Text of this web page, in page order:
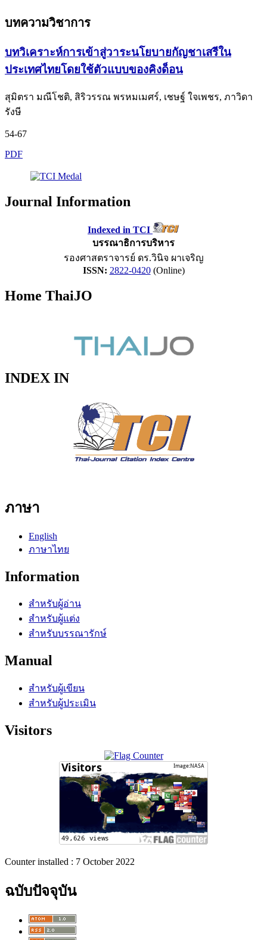
บทความวิชาการ
บทวิเคราะห์การเข้าสู่วาระนโยบายกัญชาเสรีใน
ประเทศไทยโดยใช้ตัวแบบของคิงด็อน
สุมิตรา มณีโชติ, สิริวรรณ พรหมเมศร์, เชษฐ์ ใจเพชร, ภาวิดา
รังษี
54-67
PDF
Journal Information
Indexed in TCI
บรรณาธิการบริหาร
รองศาสตราจารย์ ดร.วินิจ ผาเจริญ
ISSN: 2822-0420(Online)
Home ThaiJO
INDEX IN
ภาษา
English
ภาษาไทย
Information
สำหรับผู้อ่าน
สำหรับผู้แต่ง
สำหรับบรรณารักษ์
Manual
สำหรับผู้เขียน
สำหรับผู้ประเมิน
Visitors
Counter installed : 7 October 2022
ฉบับปัจจุบัน